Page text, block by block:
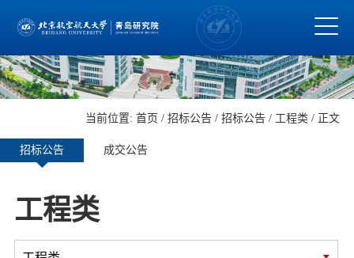
当前位置:首页 /招标公告 /招标公告 / 工程类 / 正文
招标公告 成交公告
工程类